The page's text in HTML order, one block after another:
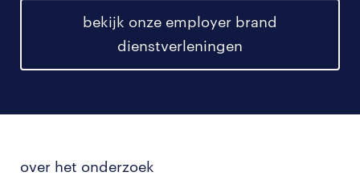
bekijk onze employer brand
dienstverleningen
over het onderzoek